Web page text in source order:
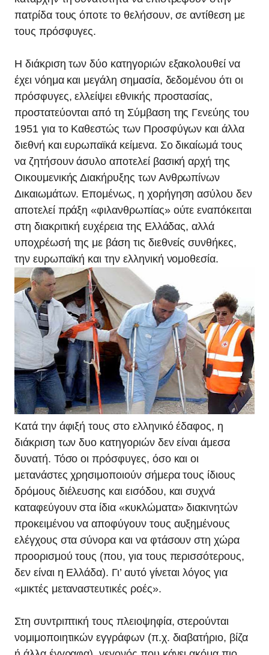
πατρίδα τους όποτε το θελήσουν, σε αντίθεση με
τους πρόσφυγες.
Η διάκριση των δύο κατηγοριών εξακολουθεί να
έχει νόημα και μεγάλη σημασία, δεδομένου ότι οι
πρόσφυγες, ελλείψει εθνικής προστασίας,
προστατεύονται από τη Σύμβαση της Γενεύης του
1951 για το Καθεστώς των Προσφύγων και άλλα
διεθνή και ευρωπαϊκά κείμενα. Σο δικαίωμά τους
να ζητήσουν άσυλο αποτελεί βασική αρχή της
Οικουμενικής Διακήρυξης των Ανθρωπίνων
Δικαιωμάτων. Επομένως, η χορήγηση ασύλου δεν
αποτελεί πράξη «φιλανθρωπίας» ούτε εναπόκειται
στη διακριτική ευχέρεια της Ελλάδας, αλλά
υποχρέωσή της με βάση τις διεθνείς συνθήκες,
την ευρωπαϊκή και την ελληνική νομοθεσία.
Κατά την άφιξή τους στο ελληνικό έδαφος, η
διάκριση των δυο κατηγοριών δεν είναι άμεσα
δυνατή. Τόσο οι πρόσφυγες, όσο και οι
μετανάστες χρησιμοποιούν σήμερα τους ίδιους
δρόμους διέλευσης και εισόδου, και συχνά
καταφεύγουν στα ίδια «κυκλώματα» διακινητών
προκειμένου να αποφύγουν τους αυξημένους
ελέγχους στα σύνορα και να φτάσουν στη χώρα
προορισμού τους (που, για τους περισσότερους,
δεν είναι η Ελλάδα). Γι’ αυτό γίνεται λόγος για
«μικτές μεταναστευτικές ροές».
Στη συντριπτική τους πλειοψηφία, στερούνται
νομιμοποιητικών εγγράφων (π.χ. διαβατήριο, βίζα